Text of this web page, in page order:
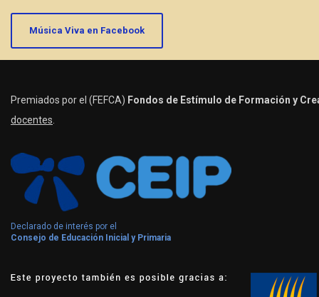
Música Viva en Facebook
Premiados por el (FEFCA) Fondos de Estímulo de Formación y
docentes
Declarado de interés por el
Consejo de Educación Inicial y Primaria